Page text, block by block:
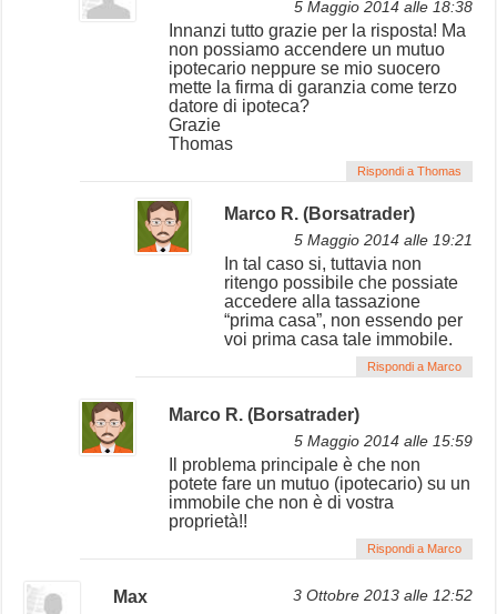
5 Maggio 2014 alle 18:38
Innanzi tutto grazie per la risposta! Ma
non possiamo accendere un mutuo
ipotecario neppure se mio suocero
mette la firma di garanzia come terzo
datore di ipoteca?
Grazie
Thomas
Rispondi a Thomas
Marco R. (Borsatrader)
5 Maggio 2014 alle 19:21
In tal caso si, tuttavia non
ritengo possibile che possiate
accedere alla tassazione
“prima casa”, non essendo per
voi prima casa tale immobile.
Rispondi a Marco
Marco R. (Borsatrader)
5 Maggio 2014 alle 15:59
Il problema principale è che non
potete fare un mutuo (ipotecario) su un
immobile che non è di vostra
proprietà!!
Rispondi a Marco
Max 3 Ottobre 2013 alle 12:52